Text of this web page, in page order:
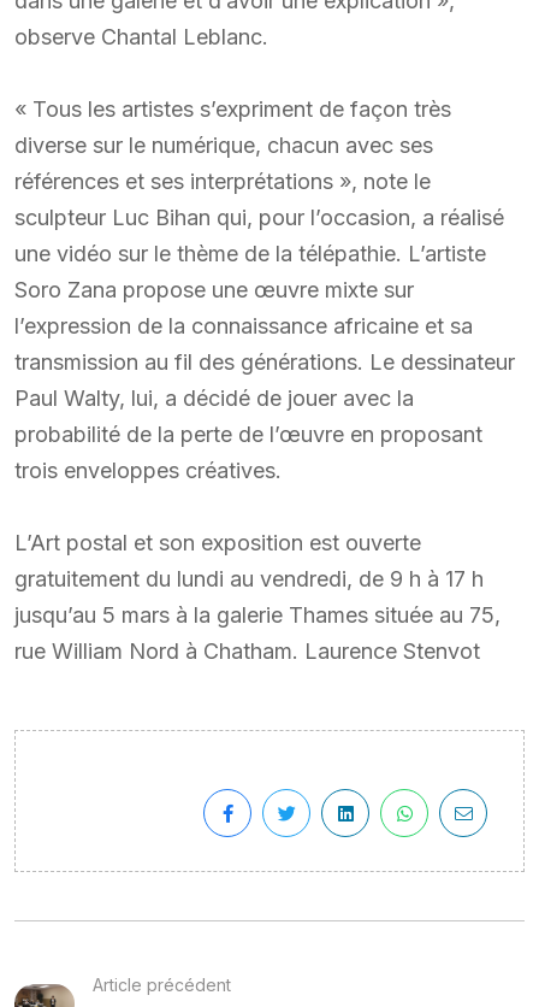
observe Chantal Leblanc.
« Tous les artistes s’expriment de façon très
diverse sur le numérique, chacun avec ses
références et ses interprétations », note le
sculpteur Luc Bihan qui, pour l’occasion, a réalisé
une vidéo sur le thème de la télépathie. L’artiste
Soro Zana propose une œuvre mixte sur
l’expression de la connaissance africaine et sa
transmission au fil des générations. Le dessinateur
Paul Walty, lui, a décidé de jouer avec la
probabilité de la perte de l’œuvre en proposant
trois enveloppes créatives.
L’Art postal et son exposition est ouverte
gratuitement du lundi au vendredi, de 9 h à 17 h
jusqu’au 5 mars à la galerie Thames située au 75,
rue William Nord à Chatham. Laurence Stenvot
Article précédent